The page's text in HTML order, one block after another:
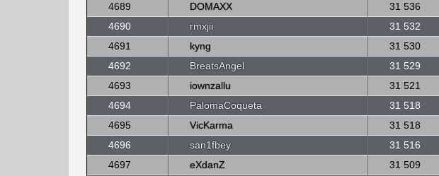
4689
DOMAXX 31 536
4690
rmxjii 31 532
4691
kyng 31 530
4692
BreatsAngel 31 529
4693
iownzallu 31 521
4694
PalomaCoqueta 31 518
4695
VicKarma 31 518
4696
san1fbey 31 516
4697
eXdanZ 31 509